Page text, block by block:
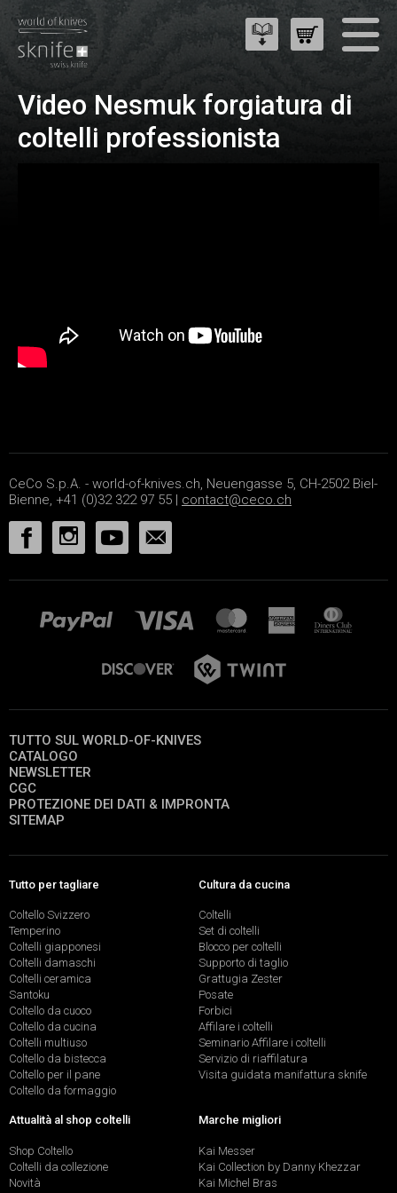
Video Nesmuk forgiatura di
coltelli professionista
CeCo S.p.A. - world-of-knives.ch, Neuengasse 5, CH-2502 Biel-
Bienne, +41 (0)32 322 97 55 | contact@ceco.ch
TUTTO SUL WORLD-OF-KNIVES
CATALOGO
NEWSLETTER
CGC
PROTEZIONE DEI DATI & IMPRONTA
SITEMAP
Tutto per tagliare
Coltello Svizzero
Temperino
Coltelli giapponesi
Coltelli damaschi
Coltelli ceramica
Santoku
Coltello da cuoco
Coltello da cucina
Coltelli multiuso
Coltello da bistecca
Coltello per il pane
Coltello da formaggio
Cultura da cucina
Coltelli
Set di coltelli
Blocco per coltelli
Supporto di taglio
Grattugia Zester
Posate
Forbici
Affilare i coltelli
Seminario Affilare i coltelli
Servizio di riaffilatura
Visita guidata manifattura sknife
Attualità al shop coltelli
Shop Coltello
Coltelli da collezione
Novità
Marche migliori
Kai Messer
Kai Collection by Danny Khezzar
Kai Michel Bras